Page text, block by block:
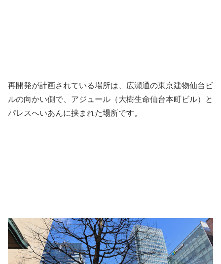
再開発が計画されている場所は、広瀬通の東京建物仙台ビ
ルの向かい側で、アジュール（大樹生命仙台本町ビル）と
パレスへいあんに挟まれた場所です。